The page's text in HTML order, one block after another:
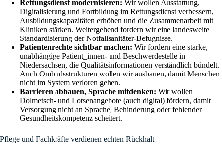
Rettungsdienst modernisieren: Wir wollen Ausstattung,
Digitalisierung und Fortbildung im Rettungsdienst verbessern,
Ausbildungskapazitäten erhöhen und die Zusammenarbeit mit
Kliniken stärken. Weitergehend fordern wir eine landesweite
Standardisierung der Notfallsanitäter-Befugnisse.
Patientenrechte sichtbar machen: Wir fordern eine starke,
unabhängige Patient_innen- und Beschwerdestelle in
Niedersachsen, die Qualitätsinformationen verständlich bündelt.
Auch Ombudsstrukturen wollen wir ausbauen, damit Menschen
nicht im System verloren gehen.
Barrieren abbauen, Sprache mitdenken: Wir wollen
Dolmetsch- und Lotsenangebote (auch digital) fördern, damit
Versorgung nicht an Sprache, Behinderung oder fehlender
Gesundheitskompetenz scheitert.
Pflege und Fachkräfte verdienen echten Rückhalt